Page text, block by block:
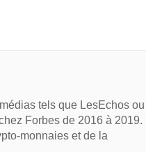
tels que LesEchos ou
Forbes de 2016 à 2019. Il
monnaies et de la